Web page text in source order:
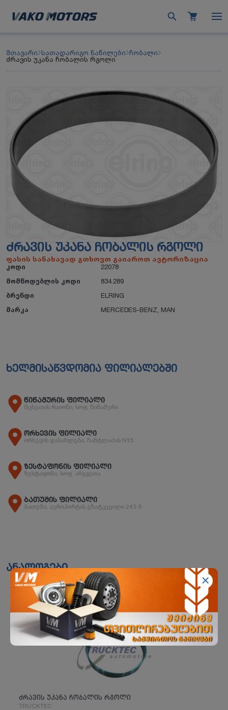
მთავარი სათადარიგო ნაწილები ჩობალი
ძრავის უკანა ჩობალის რგოლი
ᲫᲠᲐᲕᲘᲡ ᲣᲙᲐᲜᲐ ᲩᲝᲑᲐᲚᲘᲡ ᲠᲒᲝᲚᲘ
ფასის სანახავად გთხოვთ გაიაროთ ავტორიზაცია
კოდი
22078
მომწოდებლის კოდი
834.289
ბრენდი
ELRING
მარკა
MERCEDES-BENZ MAN
ხელმისაწვდომია ფილიალებში
წიწამურის ფილიალი
მცხეთის რაიონი, სოფ. წიწამური
ორხევის ფილიალი
ორხევის დასახლება, ჩანტლაძის N15
ზესტაფონის ფილიალი
ზესტაფონი, სოფ. არგვეთა
ბათუმის ფილიალი
ბათუმი, აეროპორტის გზატკეცილი 243 ბ
ანალოგები
ძრავის უკანა ჩობალის რგოლი
TRUCKTEC